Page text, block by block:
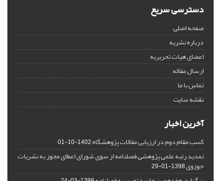
دسترسی سریع
صفحه اصلی
درباره نشریه
اعضای هیات تحریریه
ارسال مقاله
تماس با ما
نقشه سایت
آخرین اخبار
کسب مقام دوم در ارزیابی مقالات پژوهشگاه1402-10-01
تمدید رتبه علمی پژوهشی فصلنامه از سوی شورای اعطای مجوز به نشریات
حوزوی1398-01-29